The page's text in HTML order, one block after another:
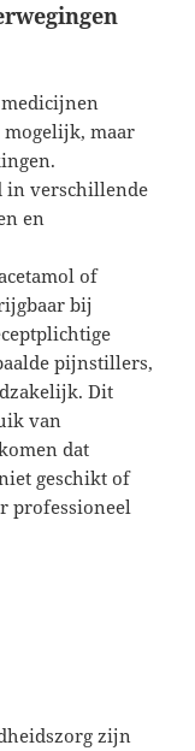
mogelijk, maar
in verschillende
en
of
bij
pijnstillers,
Dit
van
dat
geschikt of
professioneel
zijn